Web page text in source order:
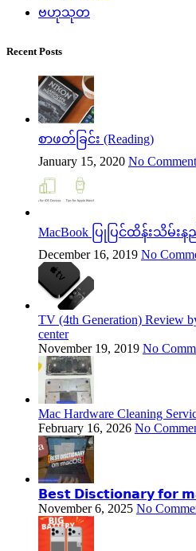
ဗဟုသုတ
Recent Posts
စာဖတ်ခြင်း (Reading)
January 15, 2020 No
MacBook ပြုပြင်ထိန်းသိမ်းနည်
December 16, 2019 No
TV (4th Generation) Review
center
November 19, 2019 No
Mac Hardware Cleaning
February 16, 2026 No
𝗕𝗲𝘀𝘁 𝗗𝗶𝘀𝗰𝘁𝗶𝗼𝗻𝗮𝗿𝘆 𝗳𝗼𝗿
November 6, 2025 No